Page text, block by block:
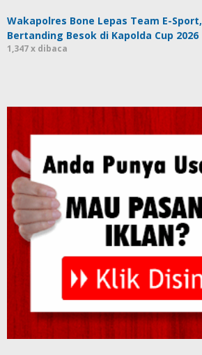
Wakapolres Bone Lepas Team E-Sport,
Bertanding Besok di Kapolda Cup 2026
1,347 x dibaca